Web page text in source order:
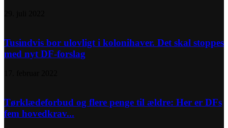
Tusindvis bor ulovligt i kolonihaver. Det skal stoppes
med nyt DF-forslag
Tørklædeforbud og flere penge til ældre: Her er DFs
fem hovedkrav...